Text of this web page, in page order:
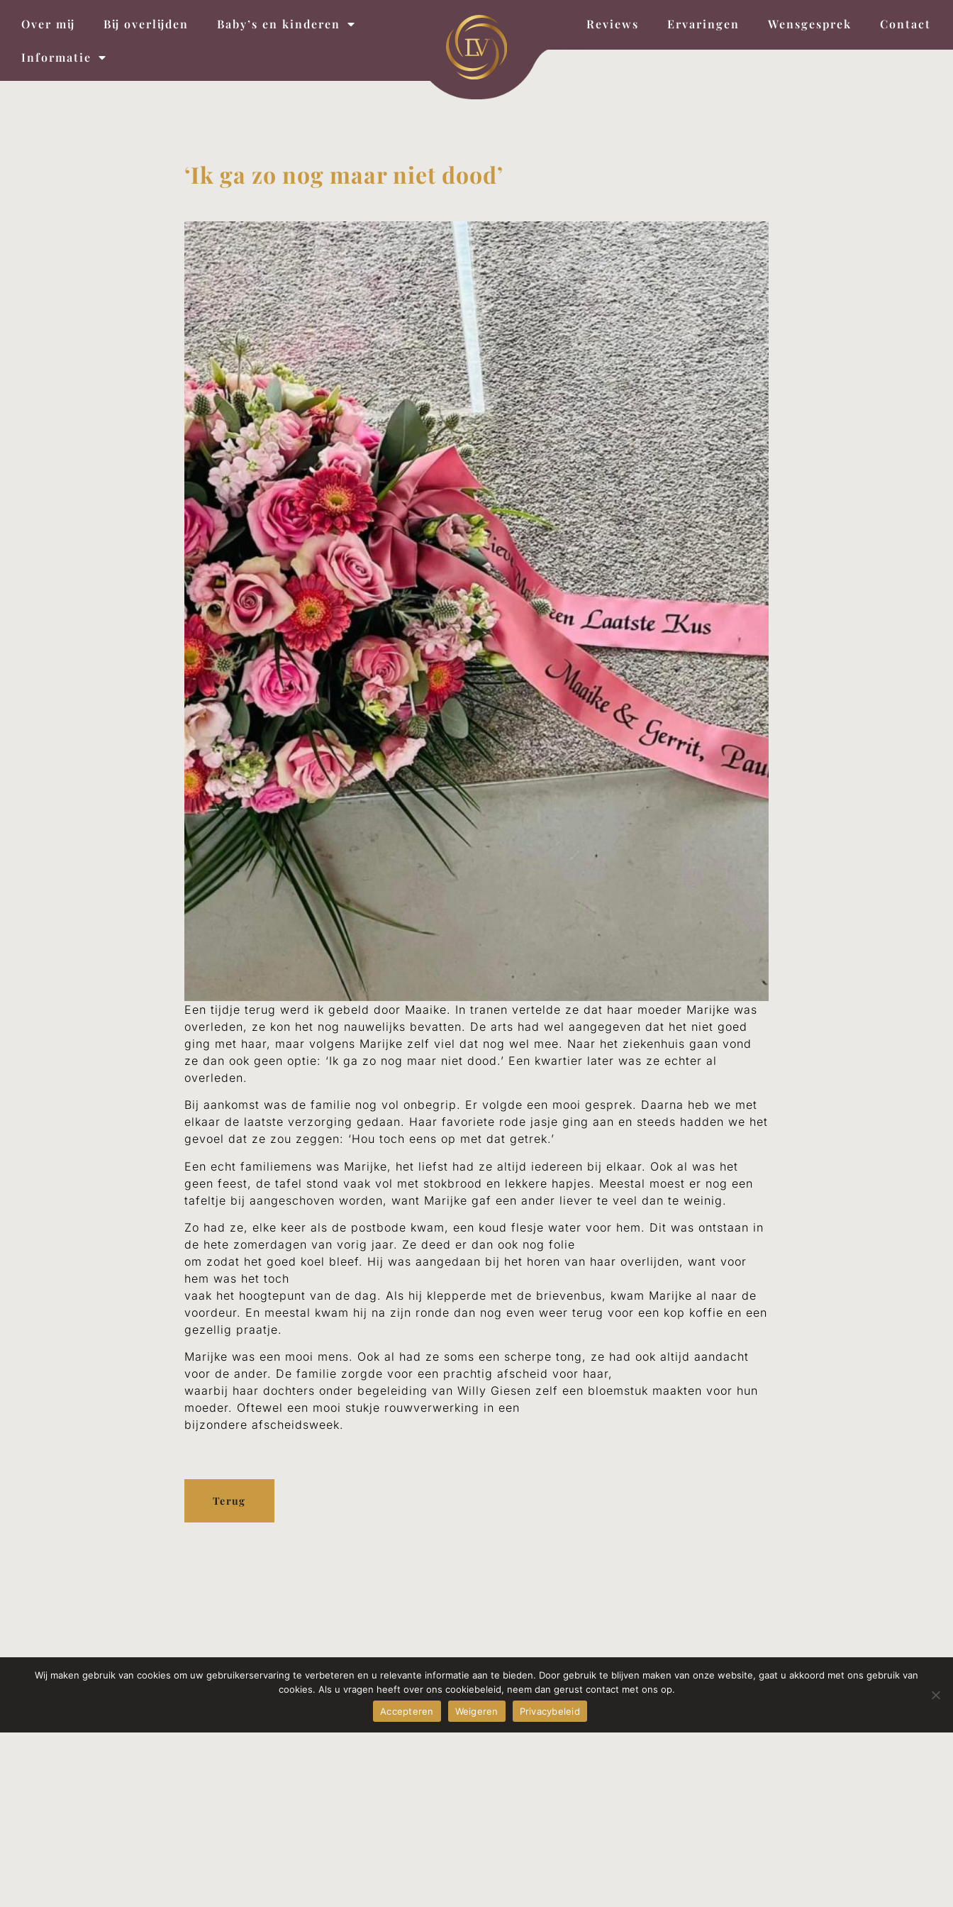
Over mij Bij overlijden Baby’s en kinderen
Informatie
Reviews Ervaringen Wensgesprek Contact
‘Ik ga zo nog maar niet dood’
Een tijdje terug werd ik gebeld door Maaike. In tranen vertelde ze dat haar moeder Marijke was
overleden, ze kon het nog nauwelijks bevatten. De arts had wel aangegeven dat het niet goed
ging met haar, maar volgens Marijke zelf viel dat nog wel mee. Naar het ziekenhuis gaan vond
ze dan ook geen optie: ‘Ik ga zo nog maar niet dood.’ Een kwartier later was ze echter al
overleden.
Bij aankomst was de familie nog vol onbegrip. Er volgde een mooi gesprek. Daarna heb we met
elkaar de laatste verzorging gedaan. Haar favoriete rode jasje ging aan en steeds hadden we het
gevoel dat ze zou zeggen: ‘Hou toch eens op met dat getrek.’
Een echt familiemens was Marijke, het liefst had ze altijd iedereen bij elkaar. Ook al was het
geen feest, de tafel stond vaak vol met stokbrood en lekkere hapjes. Meestal moest er nog een
tafeltje bij aangeschoven worden, want Marijke gaf een ander liever te veel dan te weinig.
Zo had ze, elke keer als de postbode kwam, een koud flesje water voor hem. Dit was ontstaan in
de hete zomerdagen van vorig jaar. Ze deed er dan ook nog folie
om zodat het goed koel bleef. Hij was aangedaan bij het horen van haar overlijden, want voor
hem was het toch
vaak het hoogtepunt van de dag. Als hij klepperde met de brievenbus, kwam Marijke al naar de
voordeur. En meestal kwam hij na zijn ronde dan nog even weer terug voor een kop koffie en een
gezellig praatje.
Marijke was een mooi mens. Ook al had ze soms een scherpe tong, ze had ook altijd aandacht
voor de ander. De familie zorgde voor een prachtig afscheid voor haar,
waarbij haar dochters onder begeleiding van Willy Giesen zelf een bloemstuk maakten voor hun
moeder. Oftewel een mooi stukje rouwverwerking in een
bijzondere afscheidsweek.
Terug
Wij maken gebruik van cookies om uw gebruikerservaring te verbeteren en u relevante informatie aan te bieden. Door gebruik te blijven maken van onze website, gaat u akkoord met ons gebruik van
cookies. Als u vragen heeft over ons cookiebeleid, neem dan gerust contact met ons op.
Accepteren
Weigeren Privacybeleid